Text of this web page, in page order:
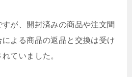
が、開封済みの商品や注文間
よる商品の返品と交換は受け
ていました。